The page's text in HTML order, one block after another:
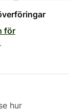
för
hur